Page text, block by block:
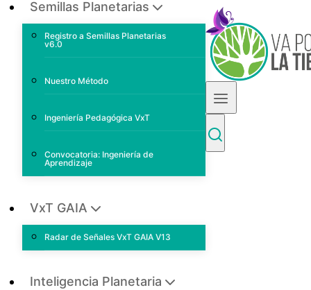
Semillas Planetarias
Registro a Semillas Planetarias
v6.0
Nuestro Método
Ingeniería Pedagógica VxT
Convocatoria: Ingeniería de
Aprendizaje
VxT GAIA
Radar de Señales VxT GAIA V13
Inteligencia Planetaria